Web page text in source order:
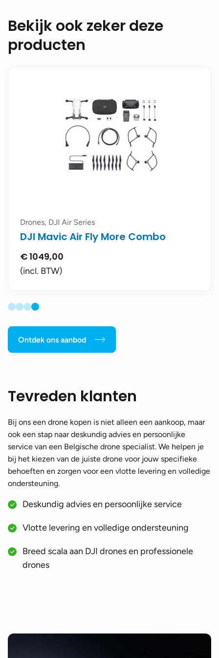
Bekijk ook zeker deze
producten
Drones, DJI Air Series
DJI Mavic Air Fly More Combo
€1049,00
(incl. BTW)
Ontdek ons aanbod
Tevreden klanten
Bij ons een drone kopen is niet alleen een aankoop, maar
ook een stap naar deskundig advies en persoonlijke
service van een Belgische drone specialist. We helpen je
bij het kiezen van de juiste drone voor jouw specifieke
behoeften en zorgen voor een vlotte levering en volledige
ondersteuning.
Deskundig advies en persoonlijke service
Vlotte levering en volledige ondersteuning
Breed scala aan DJI drones en professionele
drones